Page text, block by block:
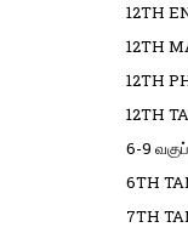
12TH
12TH
12TH
12TH
6-9
6TH
7TH